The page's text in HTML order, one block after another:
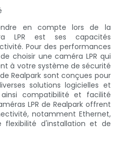
en compte lors de la
LPR est ses capacités
Pour des performances
choisir une caméra LPR qui
à votre système de sécurité
Realpark sont conçues pour
solutions logicielles et
ainsi compatibilité et facilité
LPR de Realpark offrent
notamment Ethernet,
flexibilité d'installation et de